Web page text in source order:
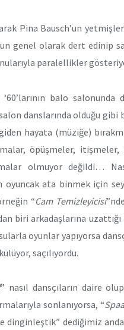
Pina Bausch’un
genel olarak dert edinip
paralellikler
‘60’larının balo
danslarında olduğu
hayata (müziğe)
öpüşmeler,
olmuyor değildi…
oyuncak ata binmek için
“Cam Temizleyicisi
biri arkadaşlarına
oyunlar yapıyorsa
saçılıyordu.
” nasıl dansçıların daire
sonlanıyorsa, “
dinginleştik” dediğimiz